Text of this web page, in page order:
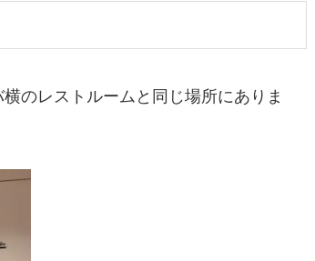
のレストルームと同じ場所にありま